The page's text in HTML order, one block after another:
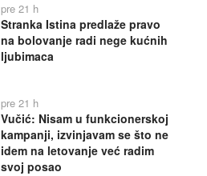
pre 21 h
Stranka Istina predlaže pravo
na bolovanje radi nege kućnih
ljubimaca
pre 21 h
Vučić: Nisam u funkcionerskoj
kampanji, izvinjavam se što ne
idem na letovanje već radim
svoj posao